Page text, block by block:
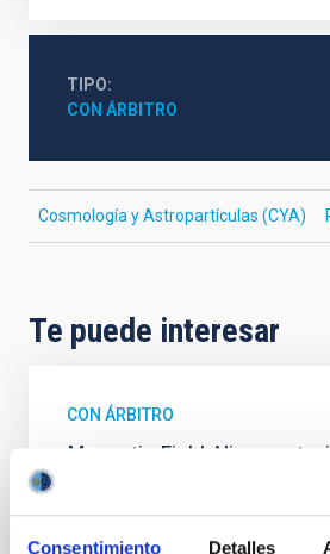
Consentimiento Detalles
TIPO
CON ÁRBITRO
Cosmología y Astropartículas (CYA)
Te puede interesar
CON ÁRBITRO
Magnetic Field Alignment
Cores in the Transition
Core Scales